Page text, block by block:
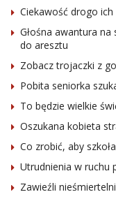
Ciekawość drogo ich
Głośna awantura
do aresztu
Zobacz trojaczki z
Pobita seniorka
To będzie wielkie
Oszukana kobieta
Co zrobić, aby
Utrudnienia w ruchu
Zawieźli